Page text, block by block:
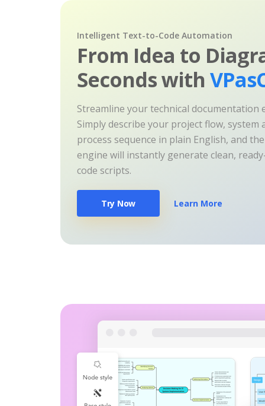
Intelligent Text-to-Code Automation
From Idea to
Seconds with
Streamline your technical documentation
Simply describe your project flow, system
process sequence in plain English, and
engine will instantly generate clean,
code scripts.
Try Now Learn More